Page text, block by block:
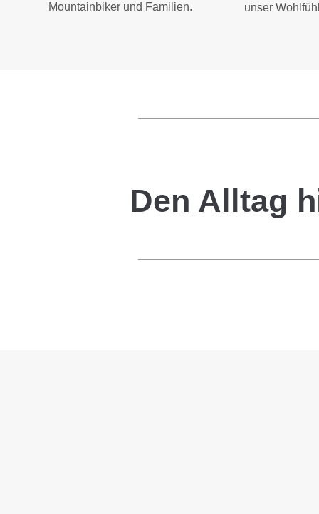
Mountainbiker und Familien.
unser
Den Alltag